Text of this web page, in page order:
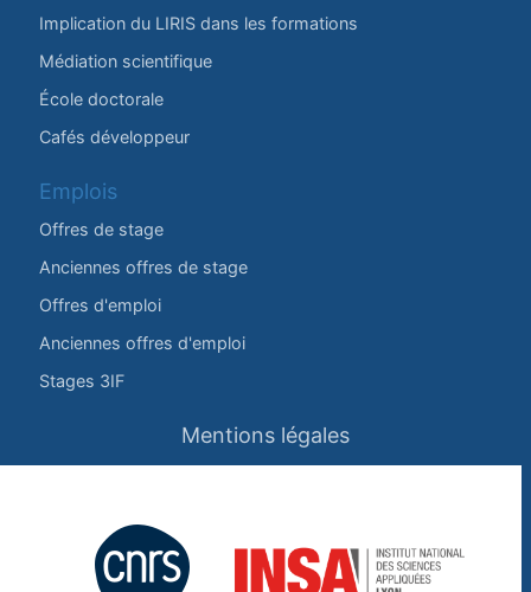
Implication du LIRIS dans les formations
Médiation scientifique
École doctorale
Cafés développeur
Emplois
Offres de stage
Anciennes offres de stage
Offres d'emploi
Anciennes offres d'emploi
Stages 3IF
Mentions légales